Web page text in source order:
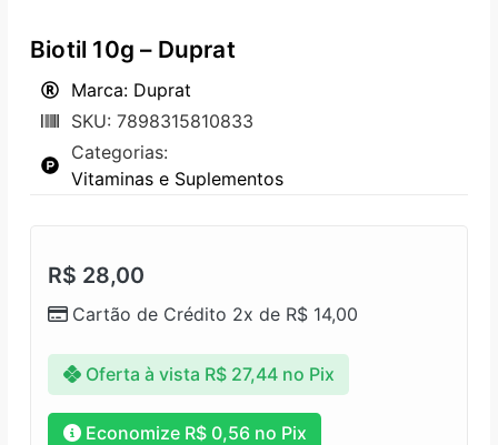
Biotil 10g – Duprat
Marca: Duprat
SKU: 7898315810833
Categorias:
Vitaminas e Suplementos
R$ 28,00
Cartão de Crédito 2x de R$ 14,00
Oferta à vista R$27,44 no Pix
Economize R$0,56no Pix